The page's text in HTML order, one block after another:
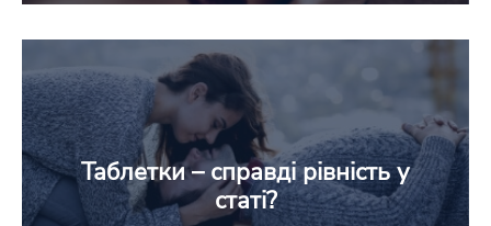
Таблетки – справді рівність у
статі?